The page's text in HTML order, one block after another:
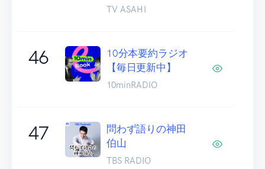
TV ASAHI
46
10分本要約ラジオ
【毎日更新中】
10minRADIO
47
問わず語りの神田
伯山
TBS RADIO